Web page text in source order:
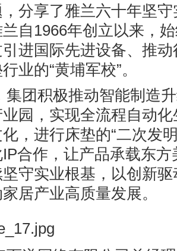
分享了雅兰六十年坚
自1966年创立以来，
进国际先进设备、推
业的“黄埔军校”。
集团积极推动智能制造
园，实现全流程自动
，进行床垫的“二次发
合作，让产品承载东
守实业根基，以创新
居产业高质量发展。